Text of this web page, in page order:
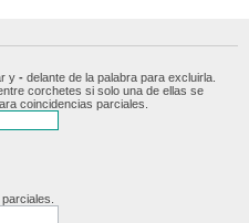
y - delante de la palabra para excluirla.
corchetes si solo una de ellas se
coincidencias parciales.